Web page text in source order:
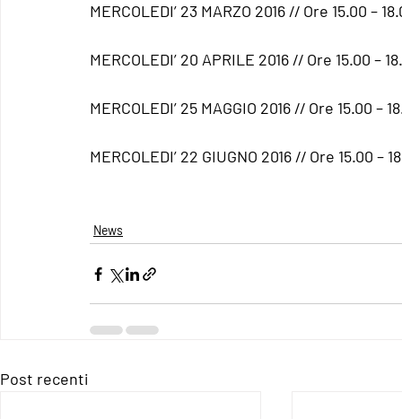
MERCOLEDI’ 23 MARZO 2016 // Ore 15.00 –
MERCOLEDI’ 20 APRILE 2016 // Ore 15.00 –
MERCOLEDI’ 25 MAGGIO 2016 // Ore 15.00 –
MERCOLEDI’ 22 GIUGNO 2016 // Ore 15.00 –
News
Post recenti